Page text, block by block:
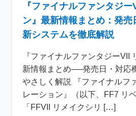
『ファイナルファンタジ
ン』最新情報まとめ：発売
新システムを徹底解説
『ファイナルファンタジーVII
新情報まとめ──発売日・対応
やさしく解説 『ファイナルフ
レーション』（以下、FF7 リ
「FFVII リメイクシリ […]